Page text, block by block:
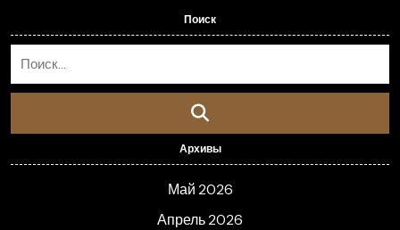
Поиск
Архивы
Май 2026
Апрель 2026